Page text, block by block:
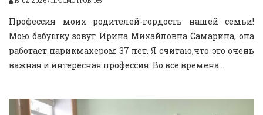
Профессия моих родителей-гордость нашей семьи!
Мою бабушку зовут Ирина Михайловна Самарина, она
работает парикмахером 37 лет. Я считаю,что это очень
важная и интересная профессия. Во все времена...